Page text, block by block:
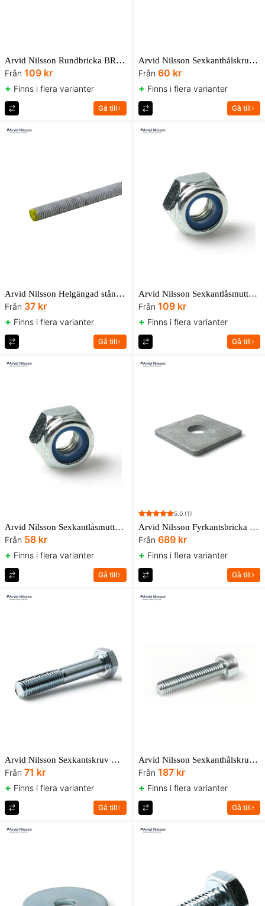
Arvid Nilsson Rundbricka BRB 200HV FZV UBox
Från 109 kr
+ Finns i flera varianter
Gå till
Arvid Nilsson Sexkanthålskruv MC6S 12.9 ISO 4762 obehandlad AN Box
Från 60 kr
+ Finns i flera varianter
Gå till
Arvid Nilsson Helgängad stång HGS 8.8U FZV 1m
Från 37 kr
+ Finns i flera varianter
Gå till
Arvid Nilsson Sexkantlåsmutter M6LM låg 6 och 8 med nylonring FZB UBox
Från 109 kr
+ Finns i flera varianter
Gå till
Arvid Nilsson Sexkantlåsmutter M6LM låg 6 och 8 med nylonring FZB AN Box
Från 58 kr
+ Finns i flera varianter
Gå till
5.0 (1)
Arvid Nilsson Fyrkantsbricka S4B 100HV FZV UBox
Från 689 kr
+ Finns i flera varianter
Gå till
Arvid Nilsson Sexkantskruv M6S delgängad 8.8 ISO 4014 FZB AN Box
Från 71 kr
+ Finns i flera varianter
Gå till
Arvid Nilsson Sexkanthålskruv MC6S 8.8 ISO 4762 FZB UBox
Från 187 kr
+ Finns i flera varianter
Gå till